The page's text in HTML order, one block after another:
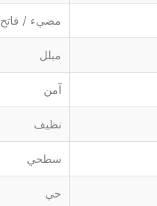
مضيء / فاتح
مبلل
آمن
نظيف
سطحي
حي